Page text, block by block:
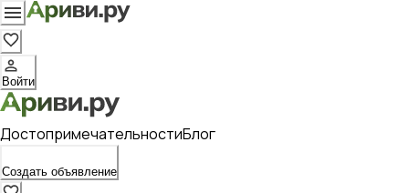
Войти
ДостопримечательностиБлог
Создать объявление